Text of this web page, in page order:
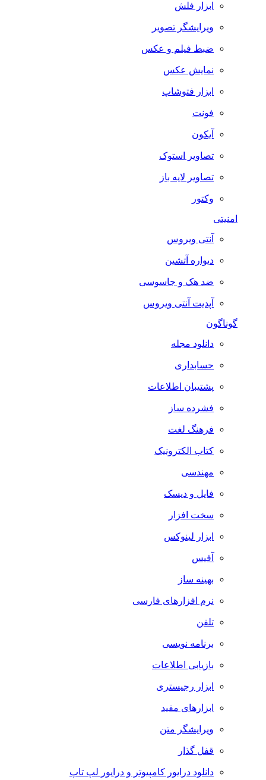
ابزار فلش
ویرایشگر تصویر
ضبط فيلم و عكس
نمایش عکس
ابزار فتوشاپ
فونت
آیکون
تصاویر استوک
تصاویر لایه باز
وکتور
امنیتی
آنتی ویروس
دیواره آتشین
ضد هک و جاسوسی
آپدیت آنتی ویروس
گوناگون
دانلود مجله
حسابداری
پشتیبان اطلاعات
فشرده ساز
فرهنگ لغت
کتاب الکترونیک
مهندسی
فایل و دیسک
سخت افزار
ابزار لینوکس
آفیس
بهینه ساز
نرم افزارهای فارسی
تلفن
برنامه نویسی
بازیابی اطلاعات
ابزار رجیستری
ابزارهای مفید
ویرایشگر متن
قفل گذار
دانلود درایور کامپیوتر و درایور لپ تاپ